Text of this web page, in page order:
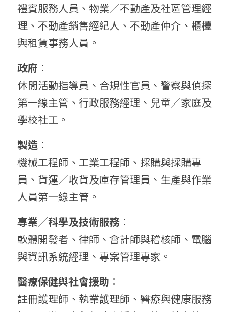
禮賓服務人員、物業／不動產及社區管理經
理、不動產銷售經紀人、不動產仲介、櫃檯
與租賃事務人員。
政府 ：
休閒活動指導員、合規性官員、警察與偵探
第一線主管、行政服務經理、兒童／家庭及
學校社工。
製造 ：
機械工程師、工業工程師、採購與採購專
員、貨運／收貨及庫存管理員、生產與作業
人員第一線主管。
專業／科學及技術服務 ：
軟體開發者、律師、會計師與稽核師、電腦
與資訊系統經理、專案管理專家。
醫療保健與社會援助 ：
註冊護理師、執業護理師、醫療與健康服務